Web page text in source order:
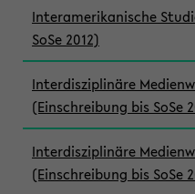
Interamerikanische
SoSe 2012)
Interdisziplinäre
(Einschreibung bis SoSe
Interdisziplinäre
(Einschreibung bis SoSe